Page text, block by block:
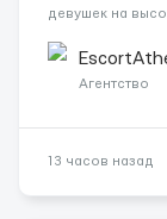
девушек на
хорошие деньги
Требования: ✔️
Агентство
13 часов назад